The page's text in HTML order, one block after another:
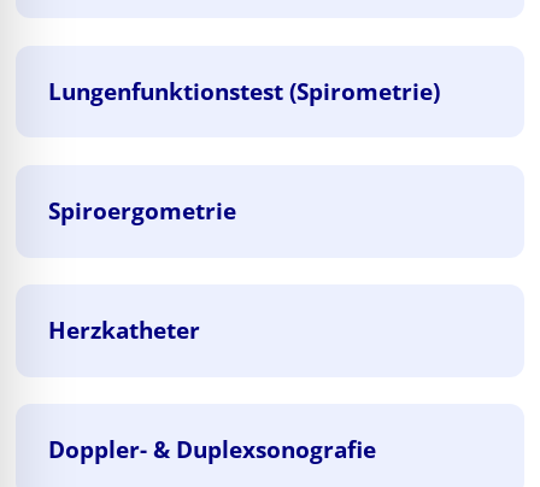
Lungenfunktionstest (Spirometrie)
Spiroergometrie
Herzkatheter
Doppler- & Duplexsonografie